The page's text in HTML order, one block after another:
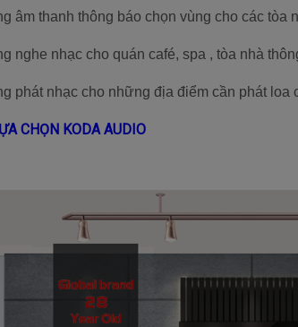
âm thanh thông báo chọn vùng cho các
nghe nhạc cho quán café, spa , tòa nhà
phát nhạc cho những địa điểm cần phát loa
CHỌN KODA AUDIO